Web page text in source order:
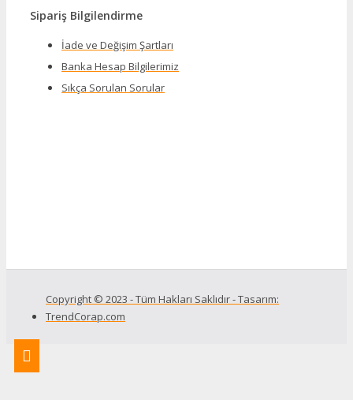
Sipariş Bilgilendirme
İade ve Değişim Şartları
Banka Hesap Bilgilerimiz
Sıkça Sorulan Sorular
Copyright © 2023 - Tüm Hakları Saklıdır - Tasarım:
TrendCorap.com